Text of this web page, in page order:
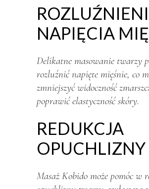
NAPIĘCIA
Delikatne masowanie twarzy
rozluźnić napięte mięśnie, co
zmniejszyć widoczność
poprawić elastyczność skóry.
REDUKCJA
OPUCHLIZNY
Masaż Kobido może pomóc w